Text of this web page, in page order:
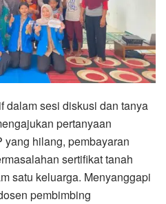
dalam sesi diskusi dan tanya
pertanyaan
hilang, pembayaran
sertifikat tanah
satu keluarga. Menyanggapi
pembimbing